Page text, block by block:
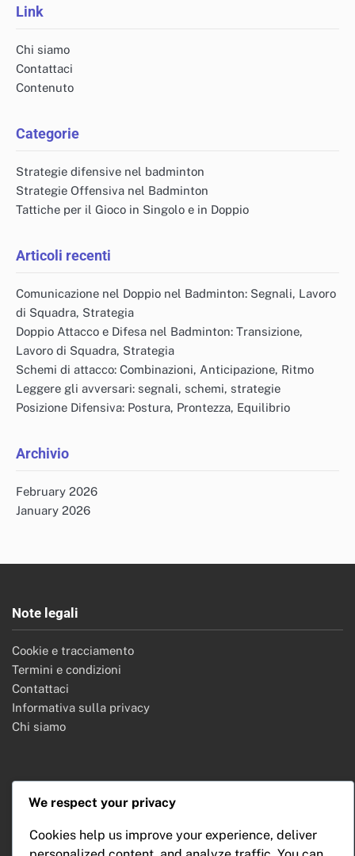
Link
Chi siamo
Contattaci
Contenuto
Categorie
Strategie difensive nel badminton
Strategie Offensiva nel Badminton
Tattiche per il Gioco in Singolo e in Doppio
Articoli recenti
Comunicazione nel Doppio nel Badminton: Segnali, Lavoro
di Squadra, Strategia
Doppio Attacco e Difesa nel Badminton: Transizione,
Lavoro di Squadra, Strategia
Schemi di attacco: Combinazioni, Anticipazione, Ritmo
Leggere gli avversari: segnali, schemi, strategie
Posizione Difensiva: Postura, Prontezza, Equilibrio
Archivio
February 2026
January 2026
Note legali
Cookie e tracciamento
Termini e condizioni
Contattaci
Informativa sulla privacy
Chi siamo
Cerca
for:
We respect your privacy
Cookies help us improve your experience, deliver